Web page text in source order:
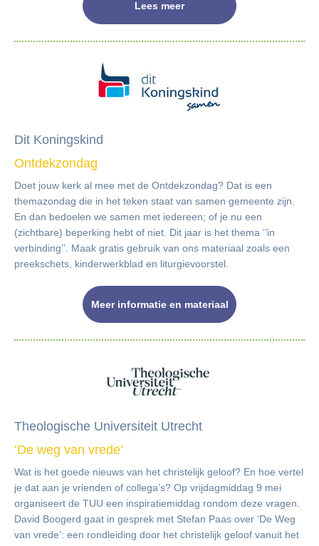
Lees meer
Dit Koningskind
Ontdekzondag
Doet jouw kerk al mee met de Ontdekzondag? Dat is een
themazondag die in het teken staat van samen gemeente zijn.
En dan bedoelen we samen met iedereen; of je nu een
(zichtbare) beperking hebt of niet. Dit jaar is het thema ‘’in
verbinding’’. Maak gratis gebruik van ons materiaal zoals een
preekschets, kinderwerkblad en liturgievoorstel.
Meer informatie en materiaal
Theologische Universiteit Utrecht
‘De weg van vrede’
Wat is het goede nieuws van het christelijk geloof? En hoe vertel
je dat aan je vrienden of collega’s? Op vrijdagmiddag 9 mei
organiseert de TUU een inspiratiemiddag rondom deze vragen.
David Boogerd gaat in gesprek met Stefan Paas over ‘De Weg
van vrede’: een rondleiding door het christelijk geloof vanuit het